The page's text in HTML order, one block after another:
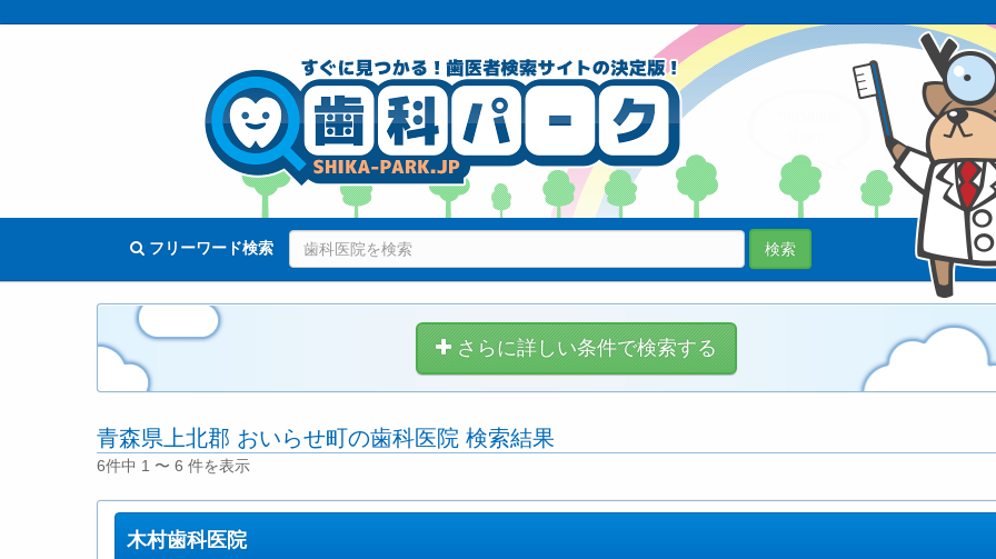
フリーワード検索 検索
さらに詳しい条件で検索する
青森県上北郡 おいらせ町の歯科医院 検索結果
6件中 1 〜 6 件を表示
木村歯科医院